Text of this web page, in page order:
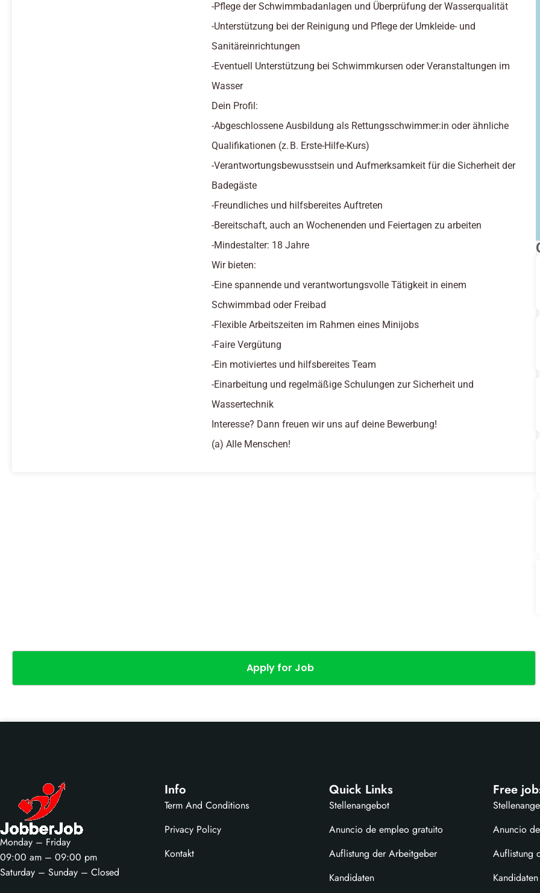
-Pflege der Schwimmbadanlagen und Überprüfung der Wasserqualität
-Unterstützung bei der Reinigung und Pflege der Umkleide- und
Sanitäreinrichtungen
-Eventuell Unterstützung bei Schwimmkursen oder Veranstaltungen im
Wasser
Dein Profil:
-Abgeschlossene Ausbildung als Rettungsschwimmer:in oder ähnliche
Qualifikationen (z. B. Erste-Hilfe-Kurs)
-Verantwortungsbewusstsein und Aufmerksamkeit für die Sicherheit der
Badegäste
-Freundliches und hilfsbereites Auftreten
-Bereitschaft, auch an Wochenenden und Feiertagen zu arbeiten
-Mindestalter: 18 Jahre
Wir bieten:
-Eine spannende und verantwortungsvolle Tätigkeit in einem
Schwimmbad oder Freibad
-Flexible Arbeitszeiten im Rahmen eines Minijobs
-Faire Vergütung
-Ein motiviertes und hilfsbereites Team
-Einarbeitung und regelmäßige Schulungen zur Sicherheit und
Wassertechnik
Interesse? Dann freuen wir uns auf deine Bewerbung!
(a) Alle Menschen!
Apply for Job
Monday – Friday
09:00 am – 09:00 pm
Saturday – Sunday – Closed
Info
Term And Conditions
Privacy Policy
Kontakt
Quick Links
Stellenangebot
Anuncio de empleo gratuito
Auflistung der Arbeitgeber
Kandidaten
Free
Anuncio
Auflistung
Kandidaten